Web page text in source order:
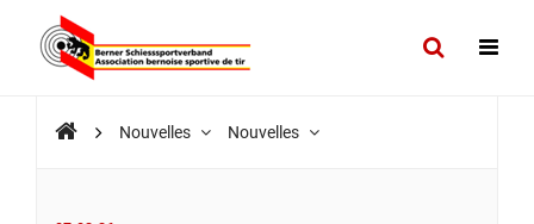
Nouvelles Nouvelles